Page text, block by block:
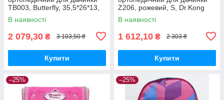
TB003, Butterfly, 35,5*26*13,
Dr.Kong 972005
В наявності
2 079,30 ₴ 3 103,50 ₴
Купити
Z206, рожевий, S, Dr.Kong
970177
В наявності
1 612,10 ₴ 2 303 ₴
Купити
–25% –25%